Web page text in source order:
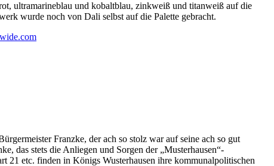
ultramarineblau und kobaltblau, zinkweiß und titanweiß auf die
wurde noch von Dali selbst auf die Palette gebracht.
Franzke, der ach so stolz war auf seine ach so gut
das stets die Anliegen und Sorgen der „Musterhausen“-
21 etc. finden in Königs Wusterhausen ihre kommunalpolitischen